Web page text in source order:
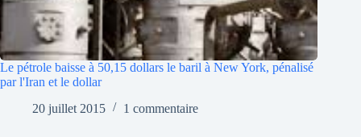
Le pétrole baisse à 50,15 dollars le baril à New York, pénalisé
par l'Iran et le dollar
20 juillet 2015
1 commentaire